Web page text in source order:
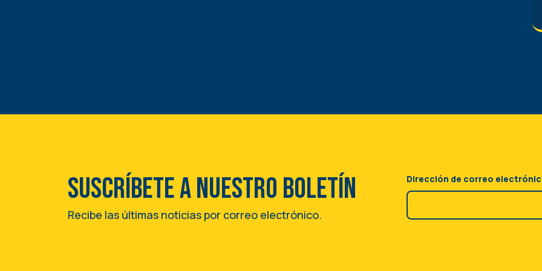
Suscríbete a nuestro boletín
Recibe las últimas noticias por correo electrónico.
Dirección de correo